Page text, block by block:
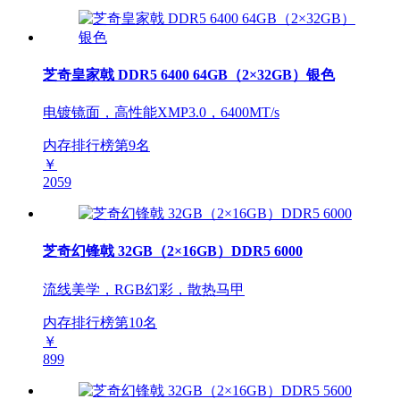
芝奇皇家戟 DDR5 6400 64GB（2×32GB）银色
电镀镜面，高性能XMP3.0，6400MT/s
内存排行榜第9名
￥
2059
芝奇幻锋戟 32GB（2×16GB）DDR5 6000
流线美学，RGB幻彩，散热马甲
内存排行榜第10名
￥
899